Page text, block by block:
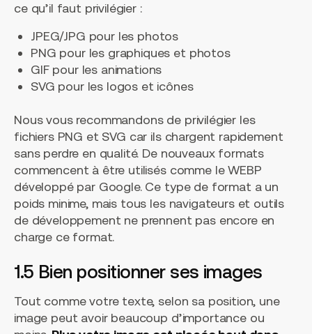
ce qu’il faut privilégier :
JPEG/JPG pour les photos
PNG pour les graphiques et photos
GIF pour les animations
SVG pour les logos et icônes
Nous vous recommandons de privilégier les
fichiers PNG et SVG car ils chargent rapidement
sans perdre en qualité. De nouveaux formats
commencent à être utilisés comme le WEBP
développé par Google. Ce type de format a un
poids minime, mais tous les navigateurs et outils
de développement ne prennent pas encore en
charge ce format.
1.5 Bien positionner ses images
Tout comme votre texte, selon sa position, une
image peut avoir beaucoup d’importance ou